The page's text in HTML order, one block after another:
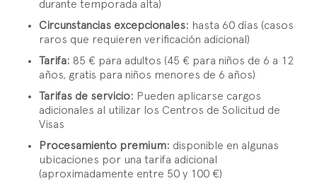
durante temporada alta)
Circunstancias excepcionales: hasta 60 días (casos
raros que requieren verificación adicional)
Tarifa: 85 € para adultos (45 € para niños de 6 a 12
años, gratis para niños menores de 6 años)
Tarifas de servicio: Pueden aplicarse cargos
adicionales al utilizar los Centros de Solicitud de
Visas
Procesamiento premium: disponible en algunas
ubicaciones por una tarifa adicional
(aproximadamente entre 50 y 100 €)